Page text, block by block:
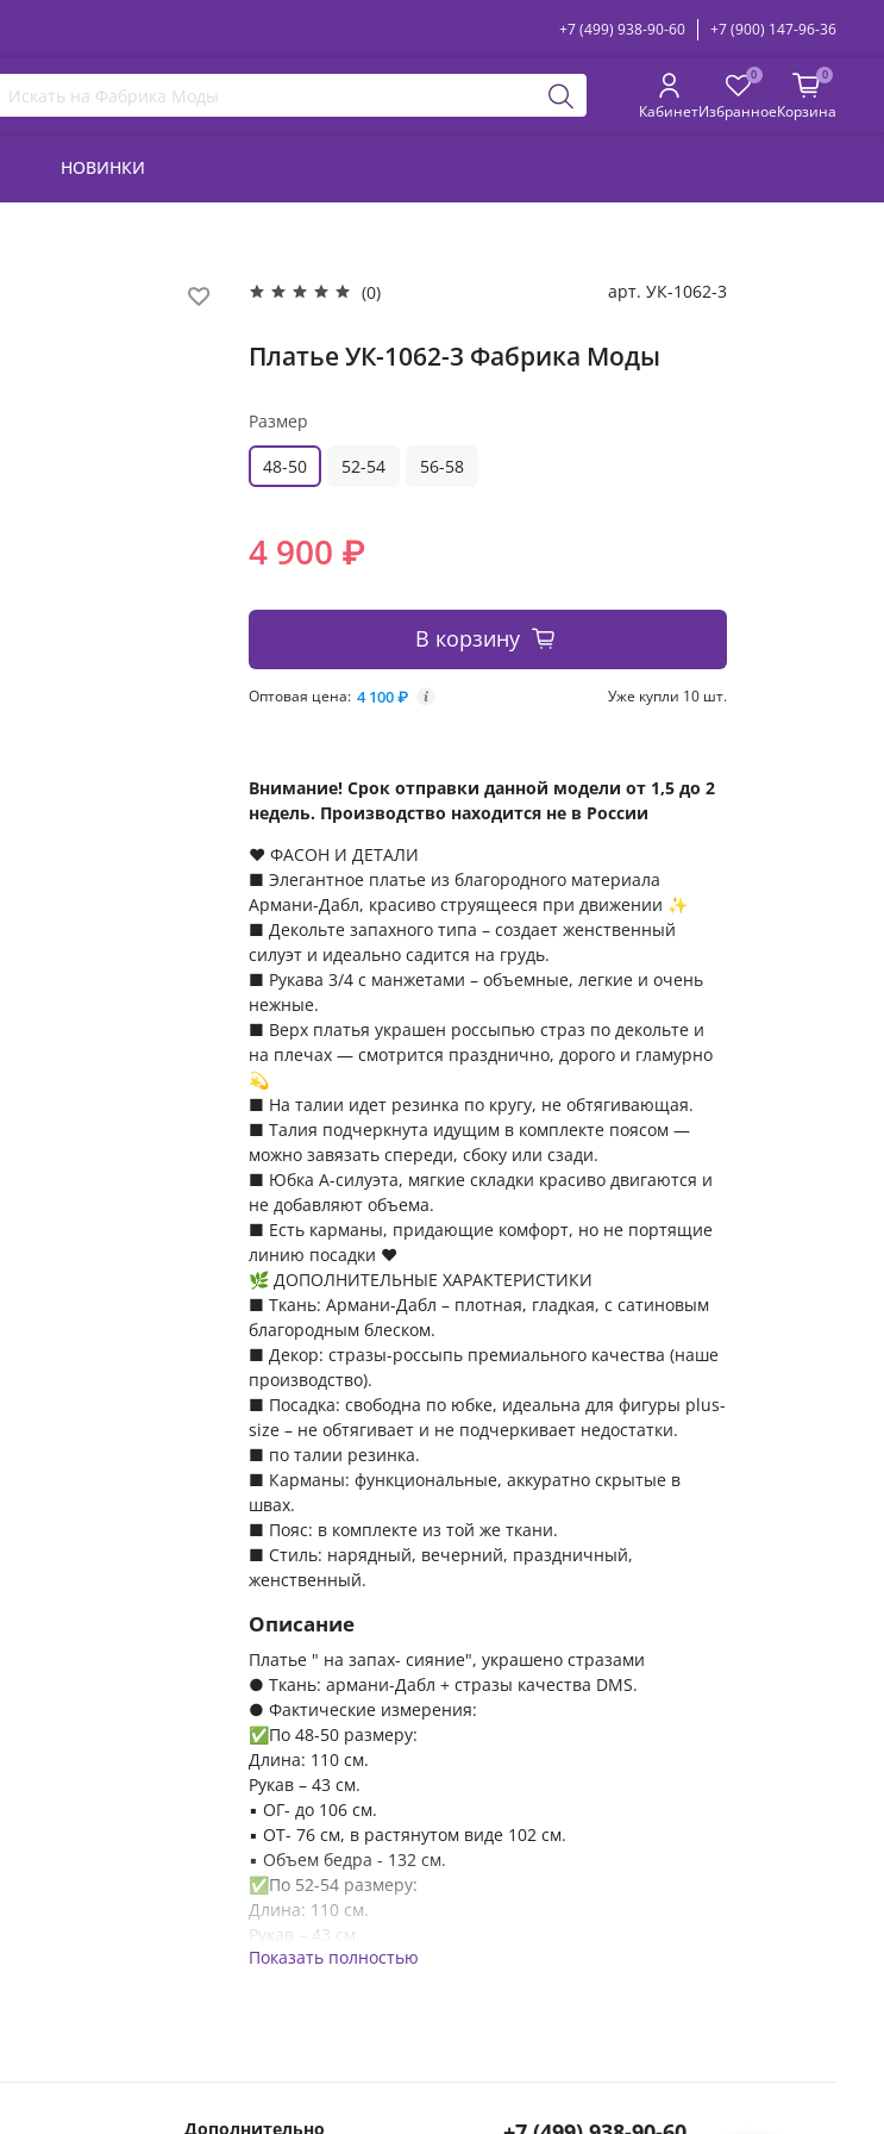
+7 (499) 938-90-60 +7 (900) 147-96-36
Кабинет
0
Избранное
0
Корзина
НОВИНКИ
(0) арт. УК-1062-3
Платье УК-1062-3 Фабрика Моды
Размер
48-50
52-54 56-58
4 900 ₽
В корзину
Оптовая цена: 4 100 ₽ i Уже купли 10 шт.
Внимание! Срок отправки данной модели от 1,5 до 2
недель. Производство находится не в России
❤️ ФАСОН И ДЕТАЛИ
■ Элегантное платье из благородного материала
Армани-Дабл, красиво струящееся при движении ✨
■ Декольте запахного типа – создает женственный
силуэт и идеально садится на грудь.
■ Рукава 3/4 с манжетами – объемные, легкие и очень
нежные.
■ Верх платья украшен россыпью страз по декольте и
на плечах — смотрится празднично, дорого и гламурно
💫
■ На талии идет резинка по кругу, не обтягивающая.
■ Талия подчеркнута идущим в комплекте поясом —
можно завязать спереди, сбоку или сзади.
■ Юбка А-силуэта, мягкие складки красиво двигаются и
не добавляют объема.
■ Есть карманы, придающие комфорт, но не портящие
линию посадки ❤️
🌿 ДОПОЛНИТЕЛЬНЫЕ ХАРАКТЕРИСТИКИ
■ Ткань: Армани-Дабл – плотная, гладкая, с сатиновым
благородным блеском.
■ Декор: стразы-россыпь премиального качества (наше
производство).
■ Посадка: свободна по юбке, идеальна для фигуры plus-
size – не обтягивает и не подчеркивает недостатки.
■ по талии резинка.
■ Карманы: функциональные, аккуратно скрытые в
швах.
■ Пояс: в комплекте из той же ткани.
■ Стиль: нарядный, вечерний, праздничный,
женственный.
Описание
Платье " на запах- сияние", украшено стразами
● Ткань: армани-Дабл + стразы качества DMS.
● Фактические измерения:
✅По 48-50 размеру:
Длина: 110 см.
Рукав – 43 см.
▪️ ОГ- до 106 см.
▪️ ОТ- 76 см, в растянутом виде 102 см.
▪️ Объем бедра - 132 см.
✅По 52-54 размеру:
Длина: 110 см.
Рукав – 43 см.
▪️ ОГ- до 114 см.
Показать полностью
Дополнительно